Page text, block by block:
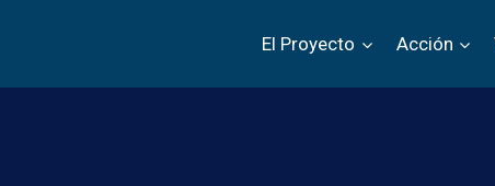
El Proyecto Acción